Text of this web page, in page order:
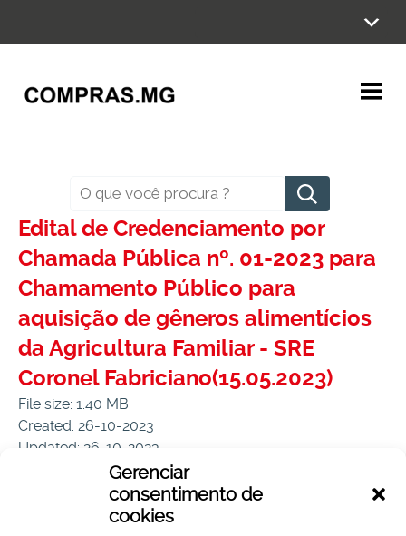
Gerenciar
consentimento de
cookies
Pesquisar
Edital de Credenciamento por
Chamada Pública nº. 01-2023 para
Chamamento Público para
aquisição de gêneros alimentícios
da Agricultura Familiar - SRE
Coronel Fabriciano(15.05.2023)
File size: 1.40 MB
Created: 26-10-2023
Updated: 26-10-2023
Download Preview